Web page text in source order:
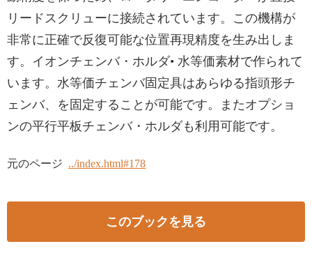
リードスクリューに接続されています。この機構が
非常に正確で反復可能な位置再現精度を生み出しま
す。イオンチェンバ・ホルダ• 水等価素材で作られて
います。水等価チェンバ固定具はあらゆる指頭形チ
ェンバ、を固定することが可能です。またオプショ
ンの平行平板チェンバ・ホルダも利用可能です。
元のページ ../index.html#178
このブックを見る